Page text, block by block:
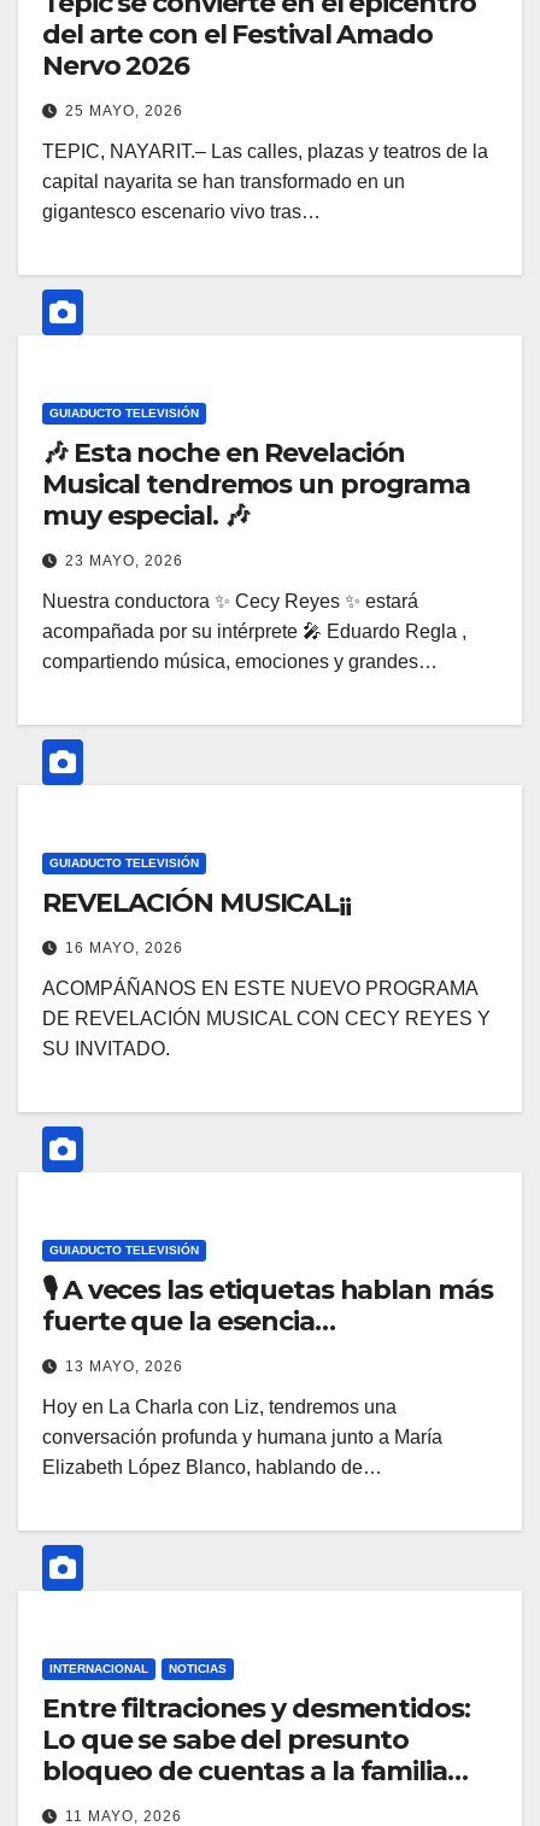
del arte con el Festival Amado
Nervo 2026
25 MAYO, 2026
TEPIC, NAYARIT.– Las calles, plazas y teatros de la
capital nayarita se han transformado en un
gigantesco escenario vivo tras…
GUIADUCTO TELEVISIÓN
🎶 Esta noche en Revelación
Musical tendremos un programa
muy especial. 🎶
23 MAYO, 2026
Nuestra conductora ✨ Cecy Reyes ✨ estará
acompañada por su intérprete 🎤 Eduardo Regla ,
compartiendo música, emociones y grandes…
GUIADUCTO TELEVISIÓN
REVELACIÓN MUSICAL¡¡
16 MAYO, 2026
ACOMPÁÑANOS EN ESTE NUEVO PROGRAMA
DE REVELACIÓN MUSICAL CON CECY REYES Y
SU INVITADO.
GUIADUCTO TELEVISIÓN
🎙️ A veces las etiquetas hablan más
fuerte que la esencia…
13 MAYO, 2026
Hoy en La Charla con Liz, tendremos una
conversación profunda y humana junto a María
Elizabeth López Blanco, hablando de…
INTERNACIONAL NOTICIAS
Entre filtraciones y desmentidos:
Lo que se sabe del presunto
bloqueo de cuentas a la familia
López Obrador en EE. UU.
11 MAYO, 2026